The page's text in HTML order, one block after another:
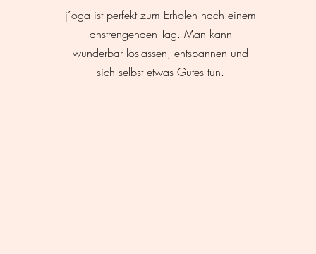
j´oga ist perfekt zum Erholen nach einem
anstrengenden Tag. Man kann
wunderbar loslassen, entspannen und
sich selbst etwas Gutes tun.